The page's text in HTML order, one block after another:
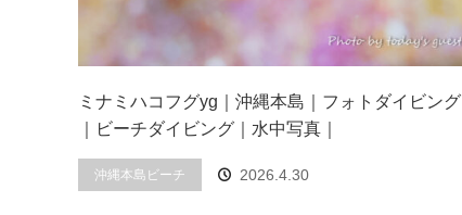
ミナミハコフグyg｜沖縄本島｜フォトダイビング
｜ビーチダイビング｜水中写真｜
沖縄本島ビーチ 2026.4.30